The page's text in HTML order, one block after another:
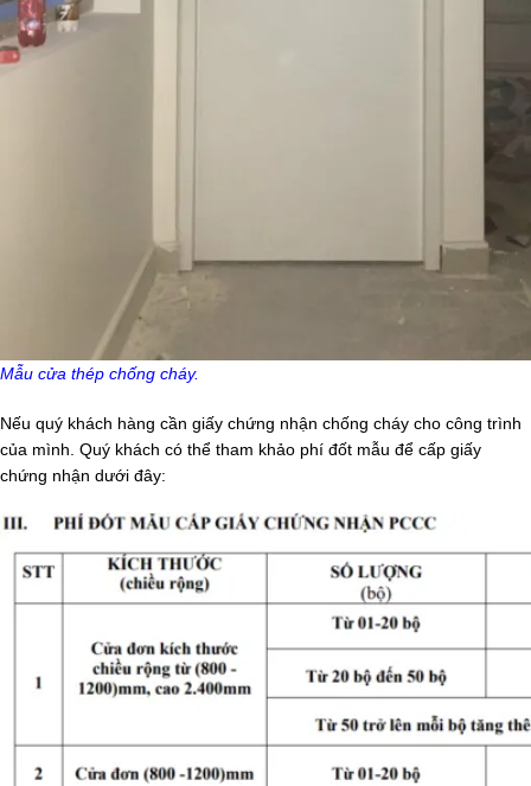
Mẫu cửa thép chống cháy.
Nếu quý khách hàng cần giấy chứng nhận chống cháy cho công trình
của mình. Quý khách có thể tham khảo phí đốt mẫu để cấp giấy
chứng nhận dưới đây: